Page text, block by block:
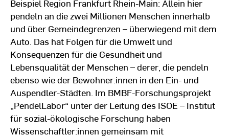
Beispiel Region Frankfurt Rhein-Main: Allein hier
pendeln an die zwei Millionen Menschen innerhalb
und über Gemeindegrenzen – überwiegend mit dem
Auto. Das hat Folgen für die Umwelt und
Konsequenzen für die Gesundheit und
Lebensqualität der Menschen – derer, die pendeln
ebenso wie der Bewohner:innen in den Ein- und
Auspendler-Städten. Im BMBF-Forschungsprojekt
„PendelLabor“ unter der Leitung des ISOE – Institut
für sozial-ökologische Forschung haben
Wissenschaftler:innen gemeinsam mit